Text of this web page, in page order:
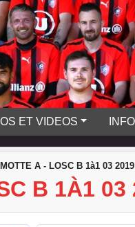
ET VIDEOS
A - LOSC B 1à1 03 2019
B 1À1 03